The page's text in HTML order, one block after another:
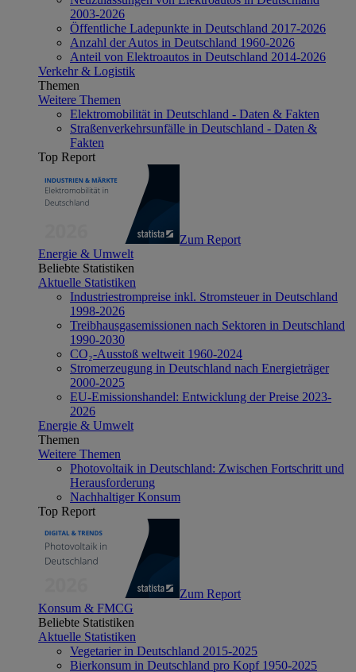
2003-2026
Öffentliche Ladepunkte in Deutschland 2017-2026
Anzahl der Autos in Deutschland 1960-2026
Anteil von Elektroautos in Deutschland 2014-2026
Verkehr & Logistik
Themen
Weitere Themen
Elektromobilität in Deutschland - Daten & Fakten
Straßenverkehrsunfälle in Deutschland - Daten &
Fakten
Top Report
Zum Report
Energie & Umwelt
Beliebte Statistiken
Aktuelle Statistiken
Industriestrompreise inkl. Stromsteuer in Deutschland
1998-2026
Treibhausgasemissionen nach Sektoren in Deutschland
1990-2030
CO₂-Ausstoß weltweit 1960-2024
Stromerzeugung in Deutschland nach Energieträger
2000-2025
EU-Emissionshandel: Entwicklung der Preise 2023-
2026
Energie & Umwelt
Themen
Weitere Themen
Photovoltaik in Deutschland: Zwischen Fortschritt und
Herausforderung
Nachhaltiger Konsum
Top Report
Zum Report
Konsum & FMCG
Beliebte Statistiken
Aktuelle Statistiken
Vegetarier in Deutschland 2015-2025
Bierkonsum in Deutschland pro Kopf 1950-2025